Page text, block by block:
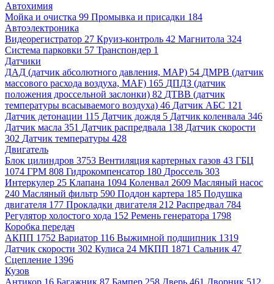
Автохимия
Мойка и очистка 99 Промывка и присадки 184
Автоэлектроника
Видеорегистратор 27 Круиз-контроль 42 Магнитола 324
Система парковки 57 Транспондер 1
Датчики
ДАД (датчик абсолютного давления, MAP) 54 ДМРВ (датчик
массового расхода воздуха, MAF) 165 ДПДЗ (датчик
положения дроссельной заслонки) 82 ДТВВ (датчик
температуры всасываемого воздуха) 46 Датчик АБС 121
Датчик детонации 115 Датчик дождя 5 Датчик коленвала 346
Датчик масла 351 Датчик распредвала 138 Датчик скорости
302 Датчик температуры 428
Двигатель
Блок цилиндров 3753 Вентиляция картерных газов 43 ГБЦ
1074 ГРМ 808 Гидрокомпенсатор 180 Дроссель 303
Интеркулер 25 Клапана 1094 Коленвал 2609 Масляный насос
240 Масляный фильтр 590 Поддон картера 185 Подушка
двигателя 177 Прокладки двигателя 212 Распредвал 784
Регулятор холостого хода 152 Ремень генератора 1798
Коробка передач
АКПП 1752 Вариатор 116 Выжимной подшипник 1319
Датчик скорости 302 Кулиса 24 МКПП 1871 Сальник 47
Сцепление 1396
Кузов